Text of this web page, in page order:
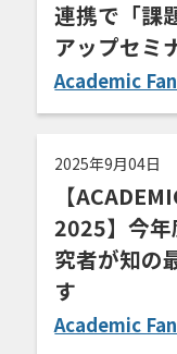
連携で「課
アップセミ
Academic
2025年9月04日
【
2025】今
究者が知の
す
Academic